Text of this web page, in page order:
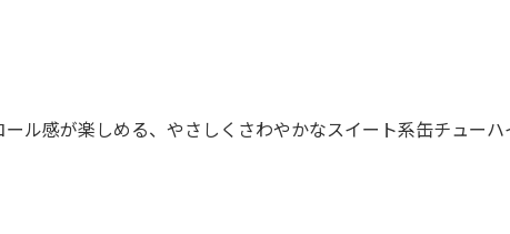
ール感が楽しめる、やさしくさわやかなスイート系缶チュ